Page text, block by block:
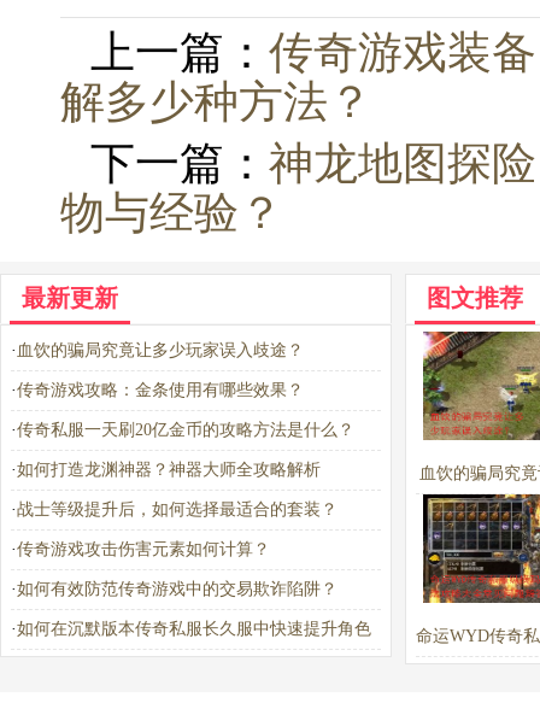
上一篇： 传奇游戏装
解多少种方法？
下一篇： 神龙地图探
物与经验？
最新更新
· 血饮的骗局究竟让多少玩家误入歧途？
·传奇游戏攻略：金条使用有哪些效果？
·传奇私服一天刷20亿金币的攻略方法是什么？
·如何打造龙渊神器？神器大师全攻略解析
·战士等级提升后，如何选择最适合的套装？
·传奇游戏攻击伤害元素如何计算？
·如何有效防范传奇游戏中的交易欺诈陷阱？
·如何在沉默版本传奇私服长久服中快速提升角色
图文推荐
血饮的骗局究
玩家误入歧
命运WYD传奇